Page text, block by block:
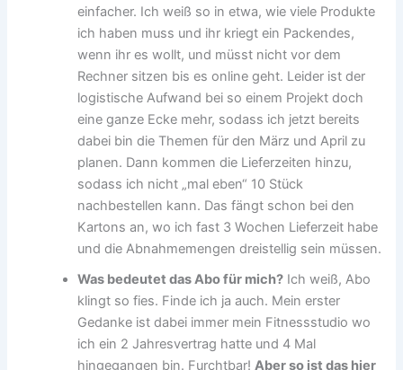
einfacher. Ich weiß so in etwa, wie viele Produkte
ich haben muss und ihr kriegt ein Packendes,
wenn ihr es wollt, und müsst nicht vor dem
Rechner sitzen bis es online geht. Leider ist der
logistische Aufwand bei so einem Projekt doch
eine ganze Ecke mehr, sodass ich jetzt bereits
dabei bin die Themen für den März und April zu
planen. Dann kommen die Lieferzeiten hinzu,
sodass ich nicht „mal eben“ 10 Stück
nachbestellen kann. Das fängt schon bei den
Kartons an, wo ich fast 3 Wochen Lieferzeit habe
und die Abnahmemengen dreistellig sein müssen.
Was bedeutet das Abo für mich? Ich weiß, Abo
klingt so fies. Finde ich ja auch. Mein erster
Gedanke ist dabei immer mein Fitnessstudio wo
ich ein 2 Jahresvertrag hatte und 4 Mal
hingegangen bin. Furchtbar!Aber so ist das hier